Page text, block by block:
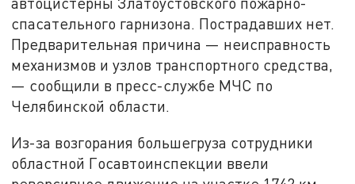
спасательного гарнизона. Пострадавших нет.
Предварительная причина — неисправность
механизмов и узлов транспортного средства,
— сообщили в пресс-службе МЧС по
Челябинской области.
Из-за возгорания большегруза сотрудники
областной Госавтоинспекции ввели